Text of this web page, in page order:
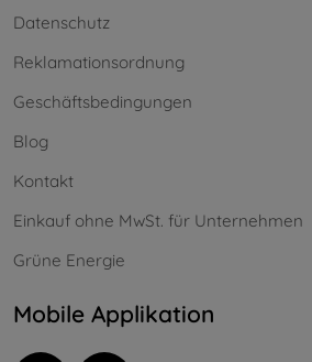
Datenschutz
Reklamationsordnung
Geschäftsbedingungen
Blog
Kontakt
Einkauf ohne MwSt. für Unternehmen
Grüne Energie
Mobile Applikation